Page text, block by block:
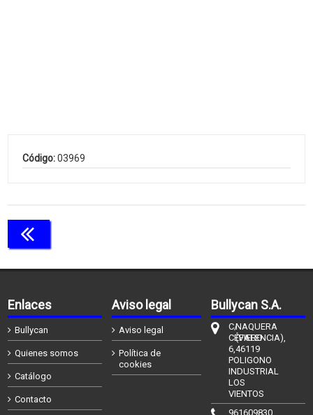
Código:03969
Enlaces
Bullycan
Quienes somos
Catálogo
Contacto
Aviso legal
Aviso legal
Política de
cookies
Bullycan S.A.
C/
CÉFIERO
6,
POLIGONO
INDUSTRIAL
LOS
VIENTOS
NAQUERA
(VALENCIA),
46119
961609830